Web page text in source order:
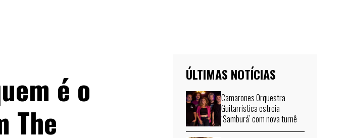
é o
The
ÚLTIMAS NOTÍCIAS
Camarones Orquestra
Guitarrística estreia
‘Samburá’ com nova turnê